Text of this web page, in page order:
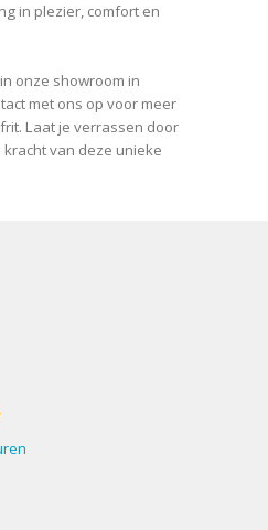
in plezier, comfort en
onze showroom in
met ons op voor meer
Laat je verrassen door
van deze unieke